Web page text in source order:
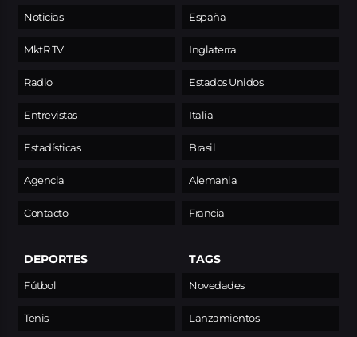
Noticias
MktR TV
Radio
Entrevistas
Estadísticas
Agencia
Contacto
España
Inglaterra
Estados Unidos
Italia
Brasil
Alemania
Francia
DEPORTES
Fútbol
Tenis
TAGS
Novedades
Lanzamientos